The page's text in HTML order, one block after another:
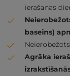
ierašanas
baseins)
Agrāka